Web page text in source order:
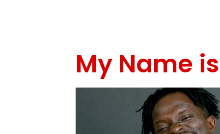
My Name is
Moderator / Autor